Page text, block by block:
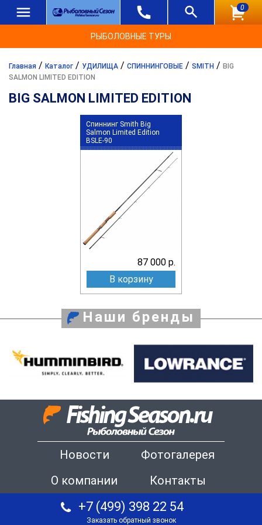
0
РЫБОЛОВНЫЕ ТУРЫ
Главная / Каталог / УДИЛИЩА / СПИННИНГОВЫЕ / SMITH / BIG
SALMON LIMITED EDITION
BIG SALMON LIMITED EDITION
Спиннинг Smith Big
Salmon Limited Edition
BSLE-90
87 000 р.
В корзину
Наши бренды
Новости
Фотогалерея
О компании
Контакты
+7 (499) 398 22 54
Заказать обратный звонок